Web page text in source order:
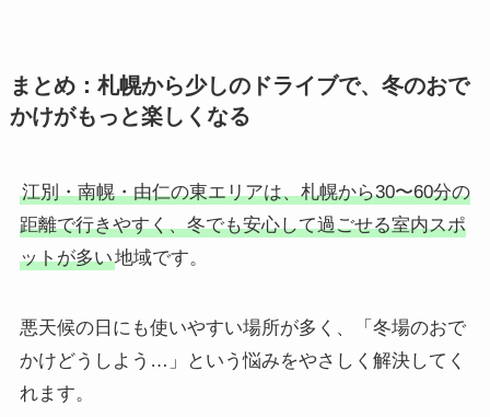
まとめ：札幌から少しのドライブで、冬のおで
かけがもっと楽しくなる
江別・南幌・由仁の東エリアは、札幌から30〜60分の
距離で行きやすく、冬でも安心して過ごせる室内スポ
ットが多い地域です。
悪天候の日にも使いやすい場所が多く、「冬場のおで
かけどうしよう…」という悩みをやさしく解決してく
れます。